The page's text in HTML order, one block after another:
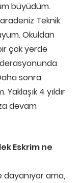
büyüdüm.
Teknik
Okuldan
çok yerde
sonra
4 yıldır
devam
Eskrim ne
dayanıyor ama,